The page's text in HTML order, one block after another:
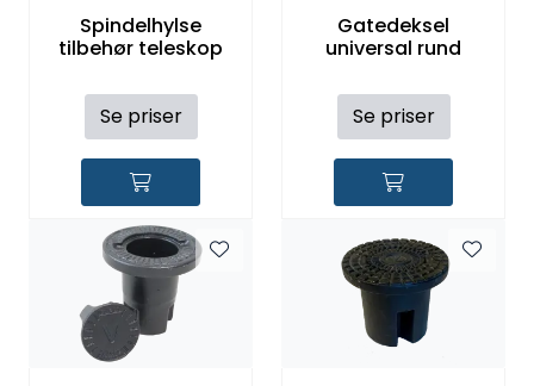
Spindelhylse
tilbehør teleskop
Se priser
Gatedeksel
universal rund
Se priser